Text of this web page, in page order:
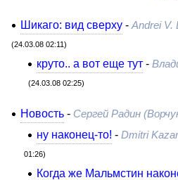
Шикаго: вид сверху- Andrei V.
(24.03.08 02:11)
круто.. а вот еще тут -
(24.03.08 02:25)
Новость- Сергей Радин
ну наконец-то! -Dmitri
01:26)
Когда же Мальмстин